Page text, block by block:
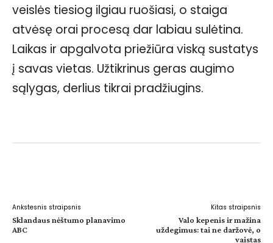
veislės tiesiog ilgiau ruošiasi, o staiga
atvėsę orai procesą dar labiau sulėtina.
Laikas ir apgalvota priežiūra viską sustatys
į savas vietas. Užtikrinus geras augimo
sąlygas, derlius tikrai pradžiugins.
Ankstesnis straipsnis
Sklandaus nėštumo planavimo
ABC
Kitas straipsnis
Valo kepenis ir mažina
uždegimus: tai ne daržovė, o
vaistas